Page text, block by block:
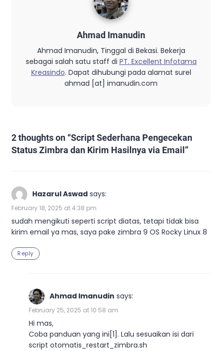
Ahmad Imanudin
Ahmad Imanudin, Tinggal di Bekasi. Bekerja
sebagai salah satu staff di PT. Excellent Infotama
Kreasindo. Dapat dihubungi pada alamat surel
ahmad [at] imanudin.com
2 thoughts on “Script Sederhana Pengecekan
Status Zimbra dan Kirim Hasilnya via Email ”
Hazarul Aswad says:
February 18, 2025 at 4:38 pm
sudah mengikuti seperti script diatas, tetapi tidak bisa
kirim email ya mas, saya pake zimbra 9 OS Rocky Linux 8
Reply
Ahmad Imanudin says:
February 25, 2025 at 10:58 am
Hi mas,
Coba panduan yang ini[1]. Lalu sesuaikan isi dari
script otomatis_restart_zimbra.sh